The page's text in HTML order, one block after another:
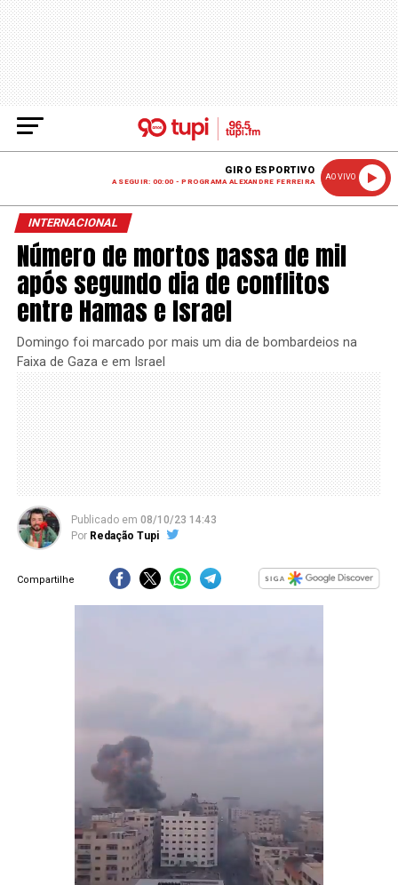
GIRO ESPORTIVO
A SEGUIR: 00:00 - PROGRAMA ALEXANDRE FERREIRA
AO VIVO
INTERNACIONAL
Número de mortos passa de mil
após segundo dia de conflitos
entre Hamas e Israel
Domingo foi marcado por mais um dia de bombardeios na
Faixa de Gaza e em Israel
Publicado em 08/10/23 14:43
Por Redação Tupi
Compartilhe